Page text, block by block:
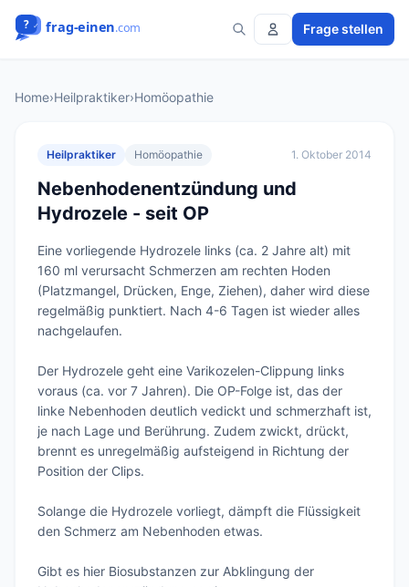
Frage stellen
Home›Heilpraktiker›Homöopathie
Heilpraktiker Homöopathie 1. Oktober 2014
Nebenhodenentzündung und
Hydrozele - seit OP
Eine vorliegende Hydrozele links (ca. 2 Jahre alt) mit
160 ml verursacht Schmerzen am rechten Hoden
(Platzmangel, Drücken, Enge, Ziehen), daher wird diese
regelmäßig punktiert. Nach 4-6 Tagen ist wieder alles
nachgelaufen.
Der Hydrozele geht eine Varikozelen-Clippung links
voraus (ca. vor 7 Jahren). Die OP-Folge ist, das der
linke Nebenhoden deutlich vedickt und schmerzhaft ist,
je nach Lage und Berührung. Zudem zwickt, drückt,
brennt es unregelmäßig aufsteigend in Richtung der
Position der Clips.
Solange die Hydrozele vorliegt, dämpft die Flüssigkeit
den Schmerz am Nebenhoden etwas.
Gibt es hier Biosubstanzen zur Abklingung der